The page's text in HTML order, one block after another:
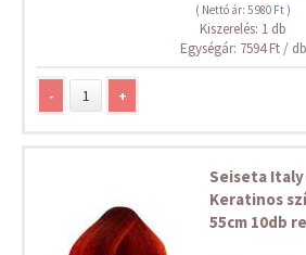
( Nettó ár: 5 980 Ft )
Kiszerelés: 1 db
Egységár: 7594 Ft / db
- +
Seiseta Italy
Keratinos
55cm 10db